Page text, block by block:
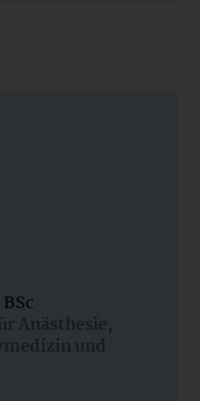
Anästhesie,
und